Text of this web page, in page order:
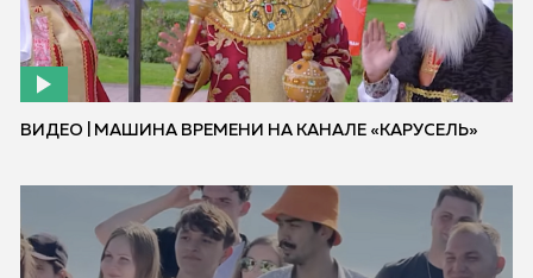
ВИДЕО | МАШИНА ВРЕМЕНИ НА КАНАЛЕ «КАРУСЕЛЬ»